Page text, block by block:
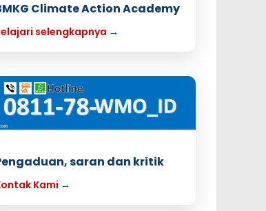
Climate Action Academy
selengkapnya →
saran dan kritik
Kami →